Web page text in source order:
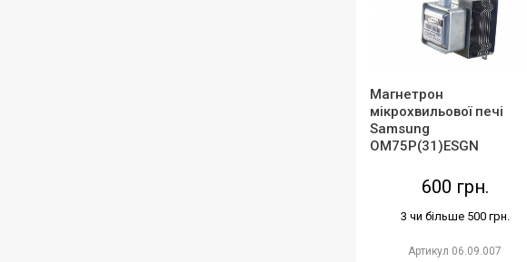
Магнетрон
мікрохвильової печі
Samsung
OM75P(31)ESGN
600 грн.
3 чи більше 500 грн.
Артикул 06.09.007